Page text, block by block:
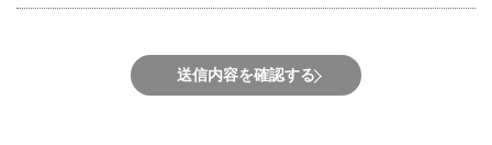
送信内容を確認する